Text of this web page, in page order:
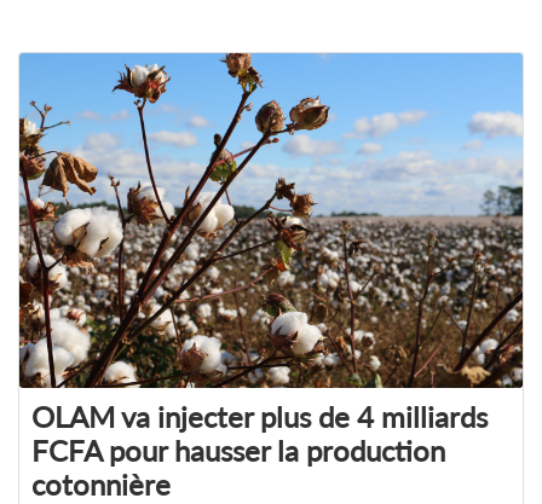
OLAM va injecter plus de 4 milliards
FCFA pour hausser la production
cotonnière